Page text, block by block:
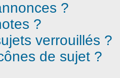
?
?
verrouillés ?
de sujet ?